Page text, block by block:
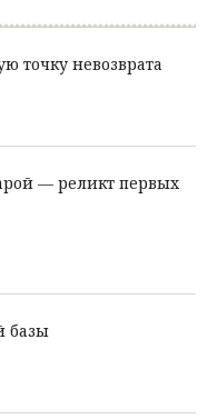
точку невозврата
— реликт первых
базы